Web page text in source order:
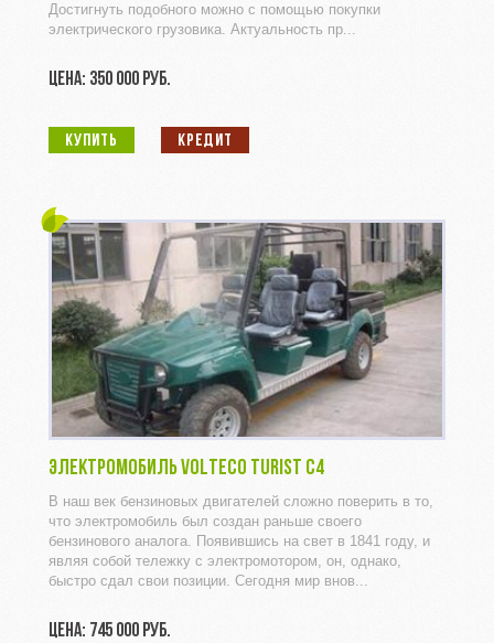
Достигнуть подобного можно с помощью покупки
электрического грузовика. Актуальность пр...
ЦЕНА: 350 000 РУБ.
КУПИТЬ КРЕДИТ
ЭЛЕКТРОМОБИЛЬ VOLTECO TURIST C4
В наш век бензиновых двигателей сложно поверить в то,
что электромобиль был создан раньше своего
бензинового аналога. Появившись на свет в 1841 году, и
являя собой тележку с электромотором, он, однако,
быстро сдал свои позиции. Сегодня мир внов...
ЦЕНА: 745 000 РУБ.